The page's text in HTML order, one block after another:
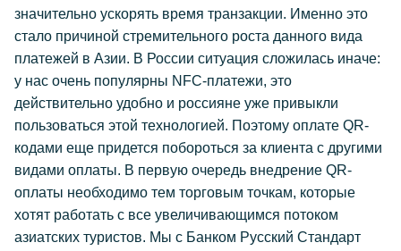
значительно ускорять время транзакции. Именно это
стало причиной стремительного роста данного вида
платежей в Азии. В России ситуация сложилась иначе:
у нас очень популярны NFC-платежи, это
действительно удобно и россияне уже привыкли
пользоваться этой технологией. Поэтому оплате QR-
кодами еще придется побороться за клиента с другими
видами оплаты. В первую очередь внедрение QR-
оплаты необходимо тем торговым точкам, которые
хотят работать с все увеличивающимся потоком
азиатских туристов. Мы с Банком Русский Стандарт